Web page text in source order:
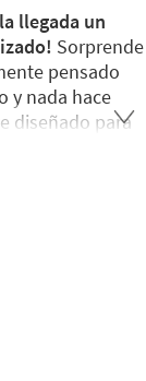
llegada un
Sorprende
pensado
y nada hace
diseñado para
con el